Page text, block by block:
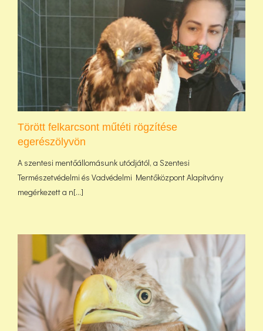
Törött felkarcsont műtéti rögzítése
egerészölyvön
A szentesi mentőállomásunk utódjától, a Szentesi
Természetvédelmi és Vadvédelmi Mentőközpont Alapítvány
megérkezett a n[...]